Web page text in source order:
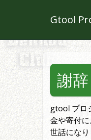
Gtool
謝辞
gtool プロ
金や寄付
世話にな